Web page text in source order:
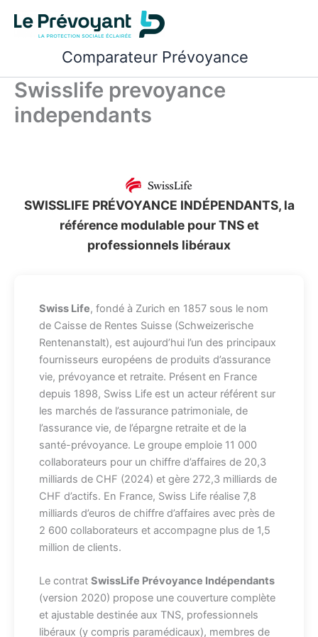
contenu
Comparateur Prévoyance
Swisslife prevoyance
independants
SWISSLIFE PRÉVOYANCE INDÉPENDANTS, la
référence modulable pour TNS et
professionnels libéraux
Swiss Life, fondé à Zurich en 1857 sous le nom
de Caisse de Rentes Suisse (Schweizerische
Rentenanstalt), est aujourd’hui l’un des principaux
fournisseurs européens de produits d’assurance
vie, prévoyance et retraite. Présent en France
depuis 1898, Swiss Life est un acteur référent sur
les marchés de l’assurance patrimoniale, de
l’assurance vie, de l’épargne retraite et de la
santé-prévoyance. Le groupe emploie 11 000
collaborateurs pour un chiffre d’affaires de 20,3
milliards de CHF (2024) et gère 272,3 milliards de
CHF d’actifs. En France, Swiss Life réalise 7,8
milliards d’euros de chiffre d’affaires avec près de
2 600 collaborateurs et accompagne plus de 1,5
million de clients.
Le contrat SwissLife Prévoyance Indépendants
(version 2020) propose une couverture complète
et ajustable destinée aux TNS, professionnels
libéraux (y compris paramédicaux), membres de